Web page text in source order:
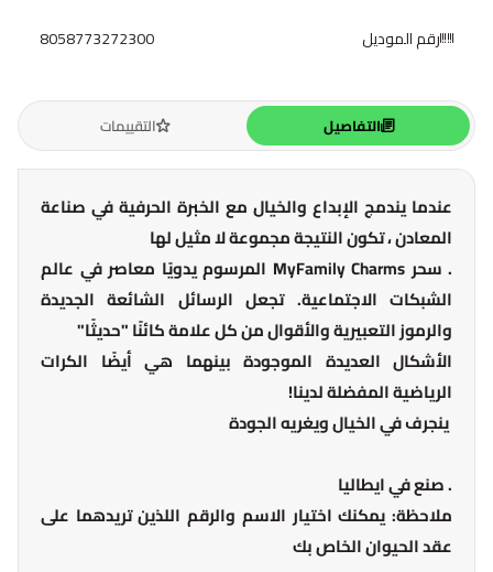
رقم الموديل 8058773272300
التفاصيل التقييمات
عندما يندمج الإبداع والخيال مع الخبرة الحرفية في صناعة
المعادن ، تكون النتيجة مجموعة لا مثيل لها
. سحر MyFamily Charms المرسوم يدويًا معاصر في عالم
الشبكات الاجتماعية. تجعل الرسائل الشائعة الجديدة
والرموز التعبيرية والأقوال من كل علامة كائنًا "حديثًا"
الأشكال العديدة الموجودة بينهما هي أيضًا الكرات
الرياضية المفضلة لدينا!
ينجرف في الخيال ويغريه الجودة
. صنع في ايطاليا
ملاحظة: يمكنك اختيار الاسم والرقم اللذين تريدهما على
عقد الحيوان الخاص بك